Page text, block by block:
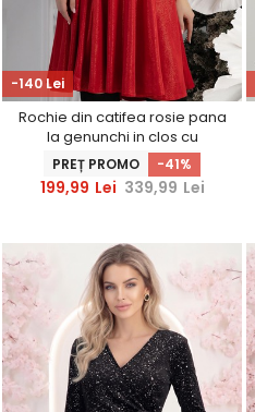
-140 Lei
Rochie din catifea rosie pana
la genunchi in clos cu
decolteu rotunjit - StarShinerS
PREȚ PROMO -41%
199,99 Lei 339,99 Lei